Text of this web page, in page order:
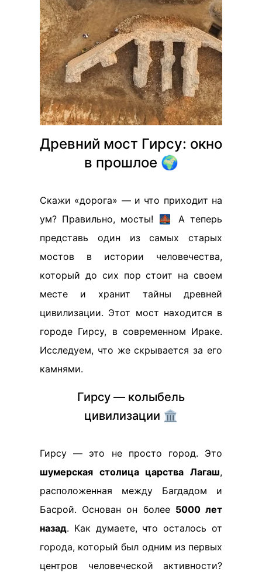
Древний мост Гирсу: окно
в прошлое 🌍
Скажи «дорога» — и что приходит на
ум? Правильно, мосты! 🌉 А теперь
представь один из самых старых
мостов в истории человечества,
который до сих пор стоит на своем
месте и хранит тайны древней
цивилизации. Этот мост находится в
городе Гирсу, в современном Ираке.
Исследуем, что же скрывается за его
камнями.
Гирсу — колыбель
цивилизации 🏛️
Гирсу — это не просто город. Это
шумерская столица царства Лагаш,
расположенная между Багдадом и
Басрой. Основан он более 5000 лет
назад. Как думаете, что осталось от
города, который был одним из первых
центров человеческой активности?